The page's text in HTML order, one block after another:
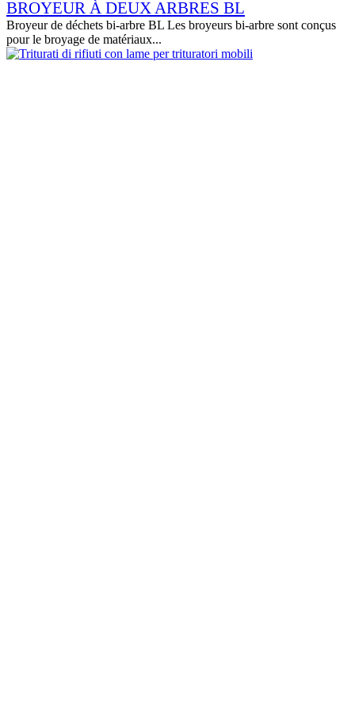
BROYEUR À DEUX ARBRES BL
Broyeur de déchets bi-arbre BL Les broyeurs bi-arbre sont conçus
pour le broyage de matériaux...